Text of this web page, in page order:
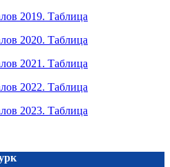
2019. Таблица
2020. Таблица
2021. Таблица
2022. Таблица
2023. Таблица